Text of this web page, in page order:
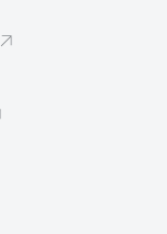
Faust lenkt
Ende.